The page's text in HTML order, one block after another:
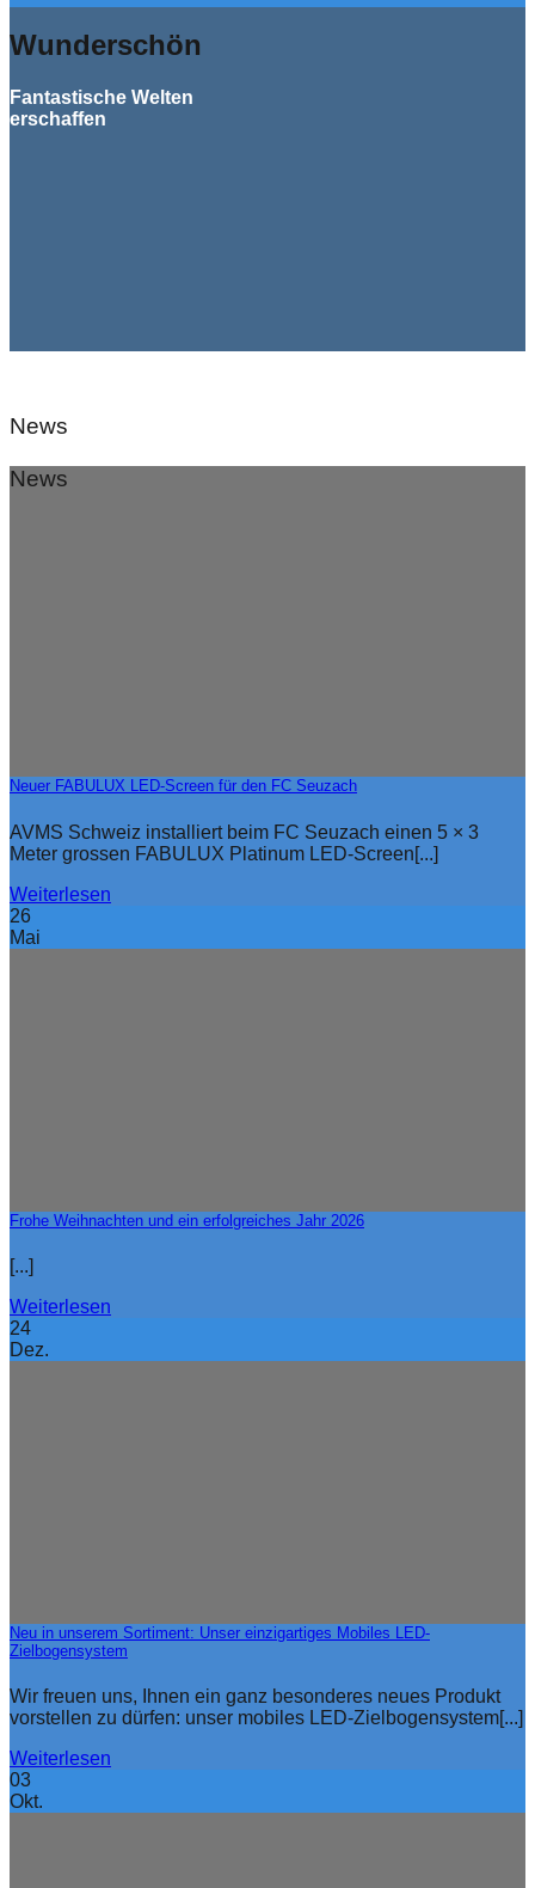
Wunderschön
Fantastische Welten
erschaffen
News
News
Neuer FABULUX LED-Screen für den FC Seuzach
AVMS Schweiz installiert beim FC Seuzach einen 5 × 3
Meter grossen FABULUX Platinum LED-Screen[...]
Weiterlesen
26
Mai
Frohe Weihnachten und ein erfolgreiches Jahr 2026
[...]
Weiterlesen
24
Dez.
Neu in unserem Sortiment: Unser einzigartiges Mobiles LED-
Zielbogensystem
Wir freuen uns, Ihnen ein ganz besonderes neues Produkt
vorstellen zu dürfen: unser mobiles LED-Zielbogensystem[...]
Weiterlesen
03
Okt.